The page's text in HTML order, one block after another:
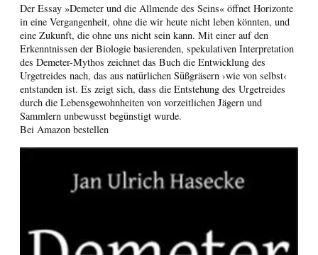
Der Essay »Demeter und die Allmende des Seins« öffnet Horizonte
in eine Vergangenheit, ohne die wir heute nicht leben könnten, und
eine Zukunft, die ohne uns nicht sein kann. Mit einer auf den
Erkenntnissen der Biologie basierenden, spekulativen Interpretation
des Demeter-Mythos zeichnet das Buch die Entwicklung des
Urgetreides nach, das aus natürlichen Süßgräsern ›wie von selbst‹
entstanden ist. Es zeigt sich, dass die Entstehung des Urgetreides
durch die Lebensgewohnheiten von vorzeitlichen Jägern und
Sammlern unbewusst begünstigt wurde.
Bei Amazon bestellen